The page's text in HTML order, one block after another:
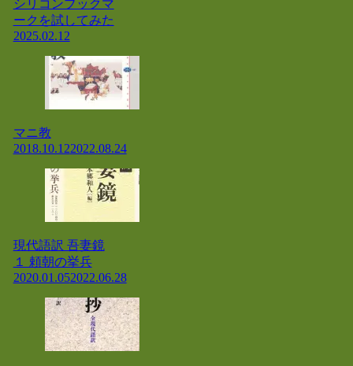
シリコンブックマ
ークを試してみた
2025.02.12
マニ教
2018.10.122022.08.24
現代語訳 吾妻鏡
１ 頼朝の挙兵
2020.01.052022.06.28